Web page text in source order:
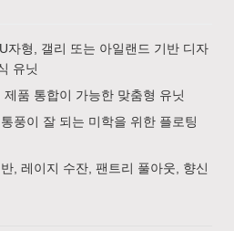
자형, 갤리 또는 아일랜드 기반 디자
유닛
제품 통합이 가능한 맞춤형 유닛
풍이 잘 되는 미학을 위한 플로팅
, 레이지 수잔, 팬트리 풀아웃, 향신